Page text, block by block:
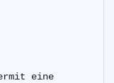
eine